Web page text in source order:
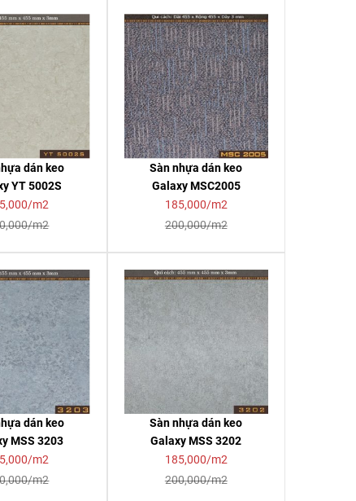
dán keo
YT 5002S
m2
m2
Sàn nhựa dán keo
Galaxy MSC2005
185,000/m2
200,000/m2
dán keo
MSS 3203
m2
m2
Sàn nhựa dán keo
Galaxy MSS 3202
185,000/m2
200,000/m2